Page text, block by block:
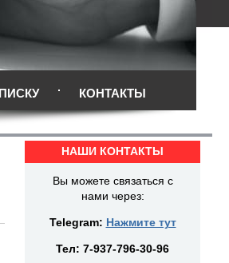
КОНТАКТЫ
НАШИ КОНТАКТЫ
Вы можете связаться с
нами через:
Telegram: Нажмите тут
Тел: 7-937-796-30-96